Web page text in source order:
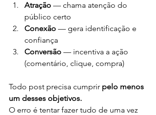
Atração — chama atenção do
público certo
Conexão — gera identificação e
confiança
Conversão — incentiva a ação
(comentário, clique, compra)
Todo post precisa cumprir pelo menos
um desses objetivos.
O erro é tentar fazer tudo de uma vez